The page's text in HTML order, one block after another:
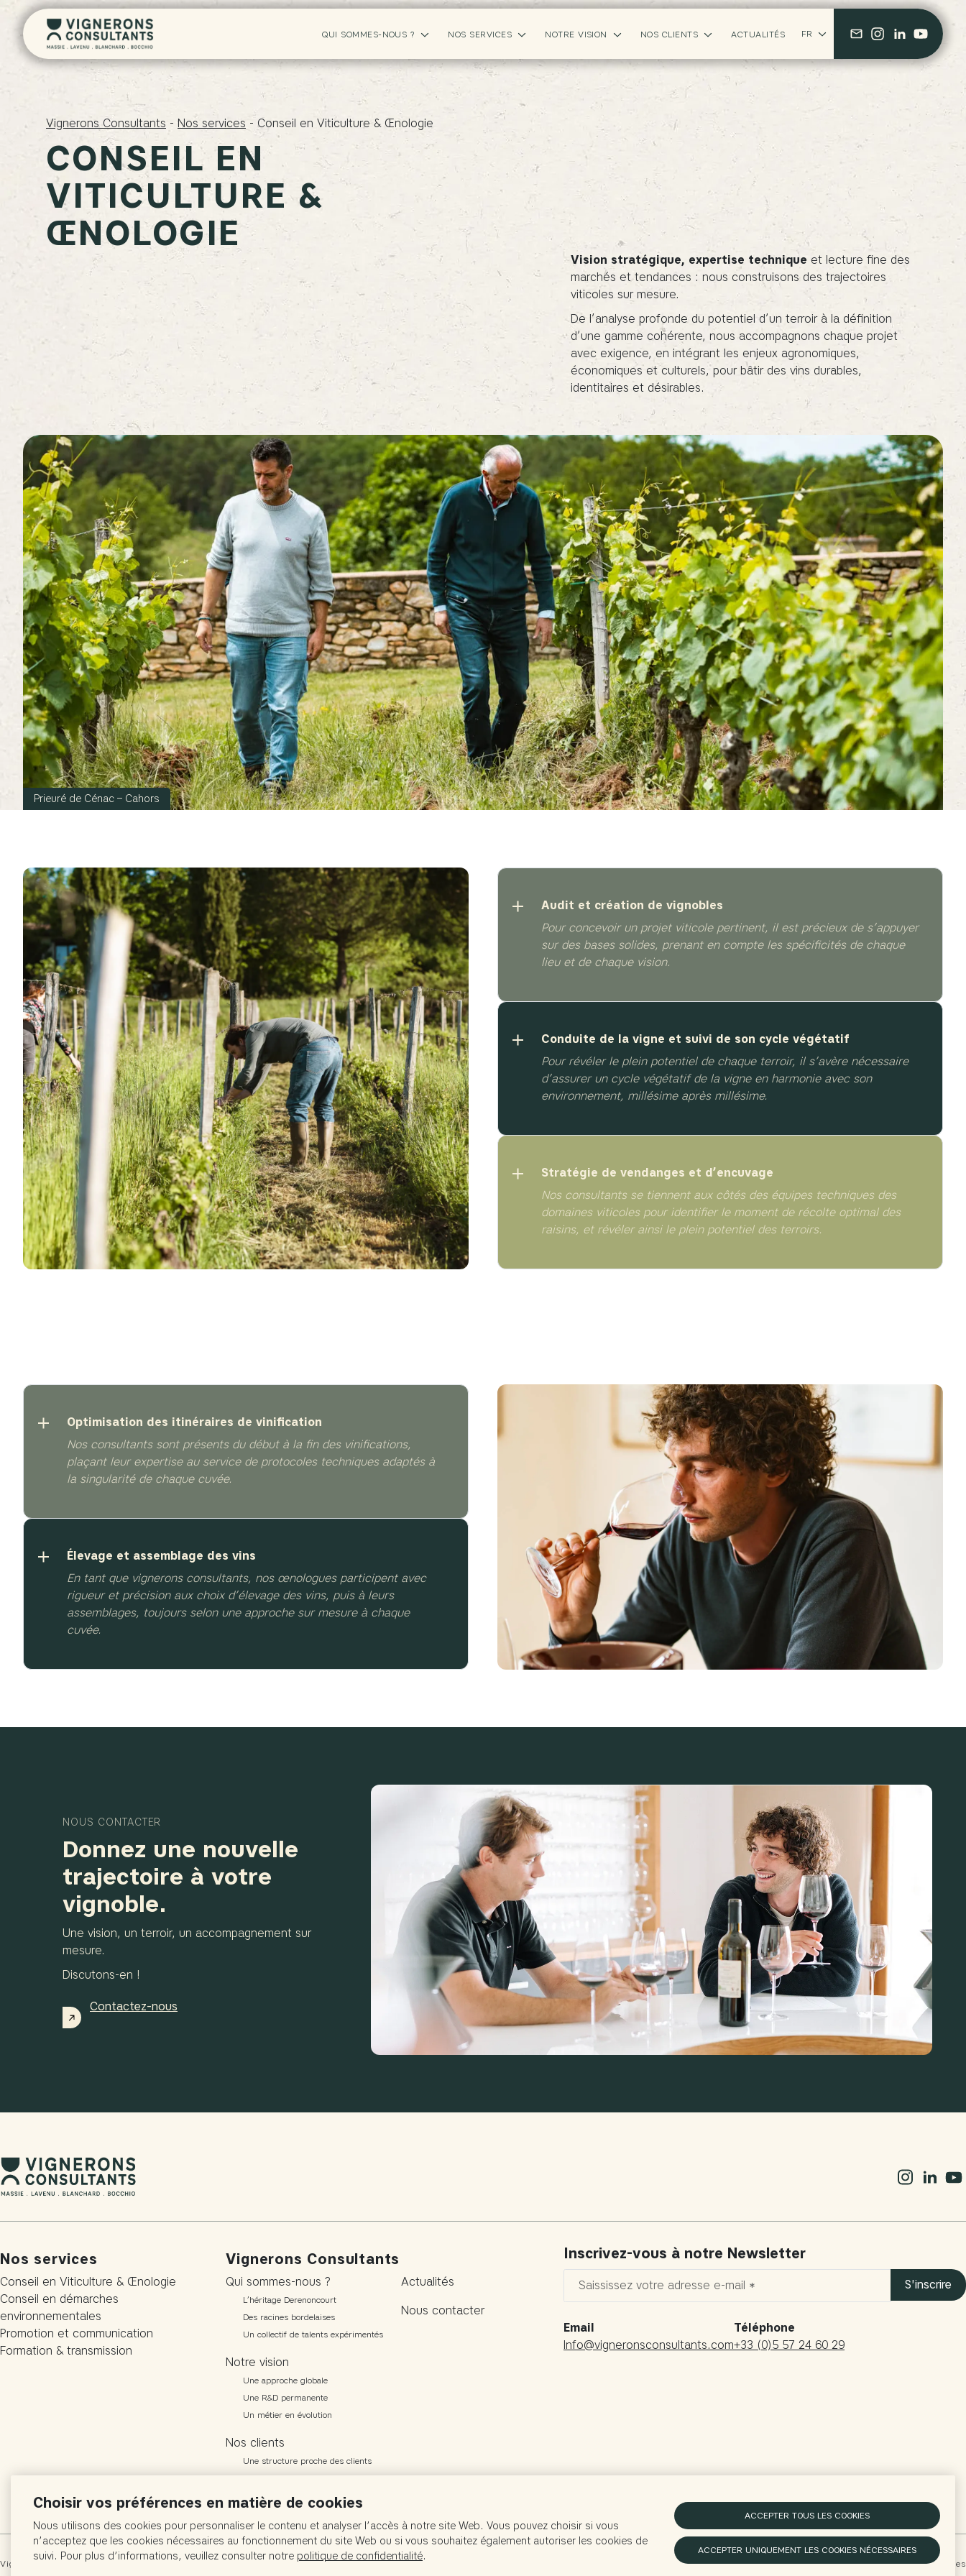
QUI SOMMES-NOUS ? NOS SERVICES NOTRE VISION NOS CLIENTS ACTUALITÉS FR
FR
Vignerons Consultants - Nos services - Conseil en Viticulture & Œnologie
CONSEIL EN
VITICULTURE &
ŒNOLOGIE
Vision stratégique, expertise techniqueet lecture fine des
marchés et tendances : nous construisons des trajectoires
viticoles sur mesure.
De l’analyse profonde du potentiel d’un terroir à la définition
d’une gamme cohérente, nous accompagnons chaque projet
avec exigence, en intégrant les enjeux agronomiques,
économiques et culturels, pour bâtir des vins durables,
identitaires et désirables.
Prieuré de Cénac – Cahors
Audit et création de vignobles
Pour concevoir un projet viticole pertinent, il est précieux de s’appuyer
sur des bases solides, prenant en compte les spécificités de chaque
lieu et de chaque vision.
Conduite de la vigne et suivi de son cycle végétatif
Pour révéler le plein potentiel de chaque terroir, il s’avère nécessaire
d’assurer un cycle végétatif de la vigne en harmonie avec son
environnement, millésime après millésime.
Stratégie de vendanges et d’encuvage
Nos consultants se tiennent aux côtés des équipes techniques des
domaines viticoles pour identifier le moment de récolte optimal des
raisins, et révéler ainsi le plein potentiel des terroirs.
Optimisation des itinéraires de vinification
Nos consultants sont présents du début à la fin des vinifications,
plaçant leur expertise au service de protocoles techniques adaptés à
la singularité de chaque cuvée.
Élevage et assemblage des vins
En tant que vignerons consultants, nos œnologues participent avec
rigueur et précision aux choix d’élevage des vins, puis à leurs
assemblages, toujours selon une approche sur mesure à chaque
cuvée.
NOUS CONTACTER
Donnez une nouvelle
trajectoire à votre
vignoble.
Une vision, un terroir, un accompagnement sur
mesure.
Discutons-en !
Contactez-nous
Nos services
Conseil en Viticulture & Œnologie
Conseil en démarches
environnementales
Promotion et communication
Formation & transmission
Vignerons Consultants
Qui sommes-nous ?
L’héritage Derenoncourt
Des racines bordelaises
Un collectif de talents expérimentés
Notre vision
Une approche globale
Une R&D permanente
Un métier en évolution
Nos clients
Une structure proche des clients
Des clients de tous horizons
Nos références
Actualités
Nous contacter
Inscrivez-vous à notre Newsletter
S'inscrire
Email
Info@vigneronsconsultants.com
Téléphone
+33 (0)5 57 24 60 29
Vignerons Consultants © 1999-2026 | Politiques de confidentialités|Mentions Légales| Conception delcantell.com Préférences de cookies
Choisir vos préférences en matière de cookies
Nous utilisons des cookies pour personnaliser le contenu et analyser l’accès à notre site Web. Vous pouvez choisir si vous
n’acceptez que les cookies nécessaires au fonctionnement du site Web ou si vous souhaitez également autoriser les cookies de
suivi. Pour plus d’informations, veuillez consulter notre politique de confidentialité.
ACCEPTER UNIQUEMENT LES COOKIES NÉCESSAIRES
ACCEPTER TOUS LES COOKIES